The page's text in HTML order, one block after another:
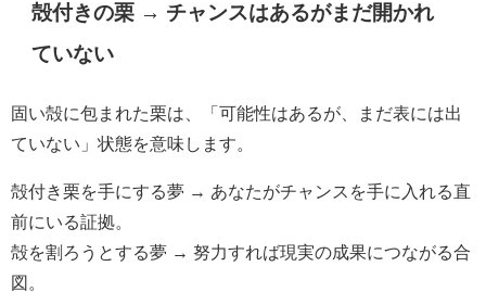
殻付きの栗 → チャンスはあるがまだ開かれ
ていない
固い殻に包まれた栗は、「可能性はあるが、まだ表には出
ていない」状態を意味します。
殻付き栗を手にする夢 → あなたがチャンスを手に入れる直
前にいる証拠。
殻を割ろうとする夢 → 努力すれば現実の成果につながる合
図。